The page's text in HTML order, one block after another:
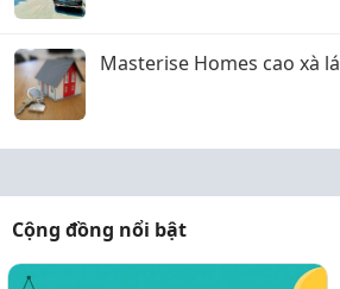
Masterise Homes cao xà lá
Cộng đồng nổi bật